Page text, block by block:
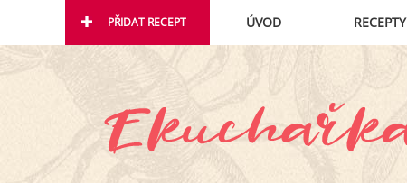
PŘIDAT RECEPT ÚVOD RECEPTY